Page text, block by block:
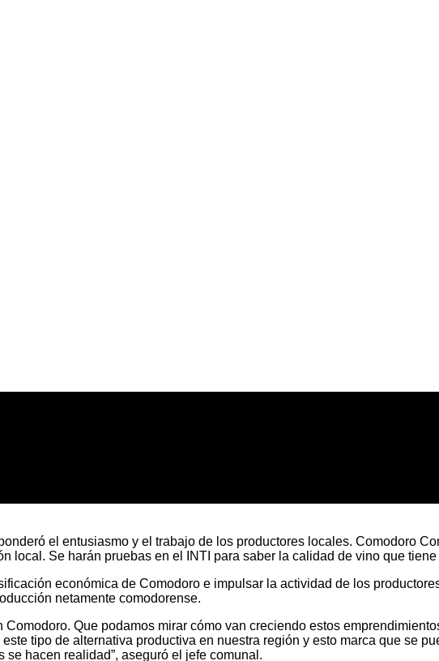
el entusiasmo y el trabajo de los productores locales. Comodoro
local. Se harán pruebas en el INTI para saber la calidad de vino que
económica de Comodoro e impulsar la actividad de los
netamente comodorense.
Que podamos mirar cómo van creciendo estos
tipo de alternativa productiva en nuestra región y esto marca que se
hacen realidad”, aseguró el jefe comunal.